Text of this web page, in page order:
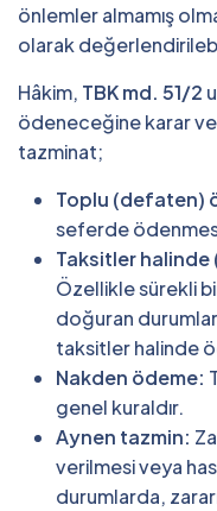
önlemler almamış
olarak
Hâkim, TBK md. 51/2
ödeneceğine karar
tazminat;
Toplu (defaten)
seferde
Taksitler
Özellikle sürekli
doğuran
taksitler halinde
Nakden ödeme:
genel kuraldır.
Aynen tazmin:
verilmesi veya
durumlarda,